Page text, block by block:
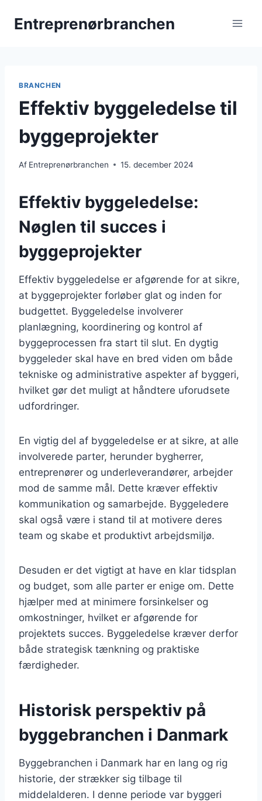
Entreprenørbranchen
BRANCHEN
Effektiv byggeledelse til
byggeprojekter
Af Entreprenørbranchen 15. december 2024
Effektiv byggeledelse:
Nøglen til succes i
byggeprojekter
Effektiv byggeledelse er afgørende for at sikre,
at byggeprojekter forløber glat og inden for
budgettet. Byggeledelse involverer
planlægning, koordinering og kontrol af
byggeprocessen fra start til slut. En dygtig
byggeleder skal have en bred viden om både
tekniske og administrative aspekter af byggeri,
hvilket gør det muligt at håndtere uforudsete
udfordringer.
En vigtig del af byggeledelse er at sikre, at alle
involverede parter, herunder bygherrer,
entreprenører og underleverandører, arbejder
mod de samme mål. Dette kræver effektiv
kommunikation og samarbejde. Byggeledere
skal også være i stand til at motivere deres
team og skabe et produktivt arbejdsmiljø.
Desuden er det vigtigt at have en klar tidsplan
og budget, som alle parter er enige om. Dette
hjælper med at minimere forsinkelser og
omkostninger, hvilket er afgørende for
projektets succes. Byggeledelse kræver derfor
både strategisk tænkning og praktiske
færdigheder.
Historisk perspektiv på
byggebranchen i Danmark
Byggebranchen i Danmark har en lang og rig
historie, der strækker sig tilbage til
middelalderen. I denne periode var byggeri